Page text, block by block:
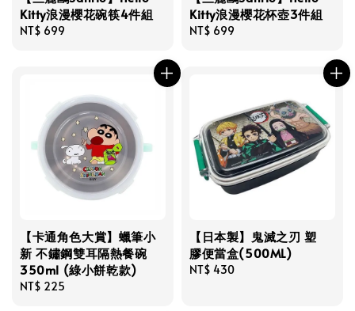
Kitty浪漫櫻花碗筷4件組
Regular
NT$ 699
Kitty浪漫櫻花杯壺3件組
Regular
NT$ 699
【卡通角色大賞】蠟筆小
新 不鏽鋼雙耳隔熱餐碗
350ml (綠小餅乾款)
Regular
NT$ 225
【日本製】鬼滅之刃 塑
膠便當盒(500ML)
Regular
NT$ 430